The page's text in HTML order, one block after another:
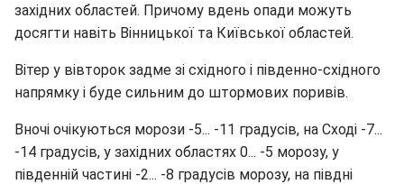
західних областей. Причому вдень опади можуть
досягти навіть Вінницької та Київської областей.
Вітер у вівторок задме зі східного і південно-східного
напрямку і буде сильним до штормових поривів.
Вночі очікуються морози -5... -11 градусів, на Сході -7...
-14 градусів, у західних областях 0... -5 морозу, у
південній частині -2... -8 градусів морозу, на півдні